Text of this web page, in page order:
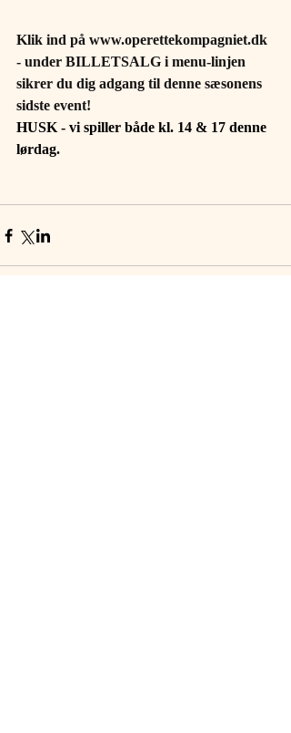
Klik ind på www.operettekompagniet.dk
- under BILLETSALG i menu-linjen
sikrer du dig adgang til denne sæsonens
sidste event!
HUSK - vi spiller både kl. 14 & 17 denne
lørdag.